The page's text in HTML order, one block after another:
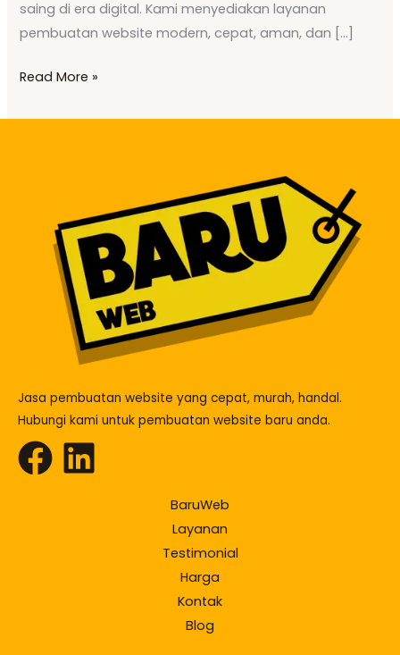
saing di era digital. Kami menyediakan layanan
pembuatan website modern, cepat, aman, dan […]
Read More »
Jasa pembuatan website yang cepat, murah, handal.
Hubungi kami untuk pembuatan website baru anda.
BaruWeb
Layanan
Testimonial
Harga
Kontak
Blog